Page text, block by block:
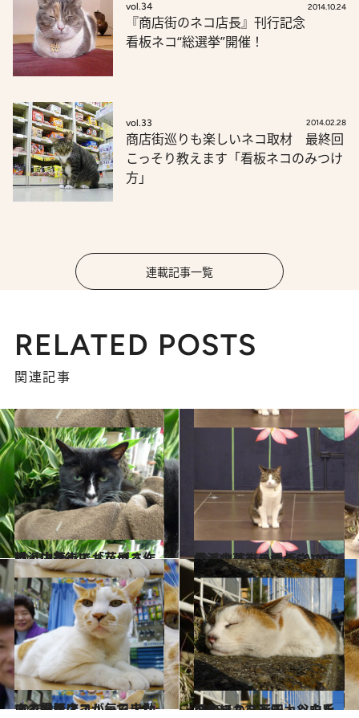
vol.34 2014.10.24
『商店街のネコ店長』刊行記念
看板ネコ“総選挙”開催！
vol.33 2014.02.28
商店街巡りも楽しいネコ取材 最終回
こっそり教えます「看板ネコのみつけ
方」
連載記事一覧
RELATED POSTS
関連記事
2013.4.26
横浜中華街で「芋づる作戦」決行！ お花屋さんに、いたっ!!
ライフスタイル 2013.4.12
横浜中華街の看板ネコ店長 サバトラ柄のSAVAに会う！
ライフスタイル
2013.2.8
ネコ好きはスルーできない！看板ネコが毎日出勤する電器店
ライフスタイル 2013.1.11
ほかほかメンチカツを手ににゃんこ天国・谷中を行く
ライフスタイル